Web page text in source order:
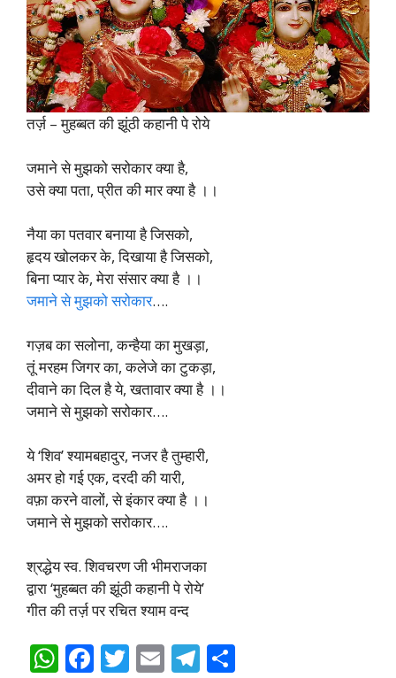
तर्ज़ – मुहब्बत की झूंठी कहानी पे रोये
जमाने से मुझको सरोकार क्या है,
उसे क्या पता, प्रीत की मार क्या है ।।
नैया का पतवार बनाया है जिसको,
हृदय खोलकर के, दिखाया है जिसको,
बिना प्यार के, मेरा संसार क्या है ।।
जमाने से मुझको सरोकार….
गज़ब का सलोना, कन्हैया का मुखड़ा,
तूं मरहम जिगर का, कलेजे का टुकड़ा,
दीवाने का दिल है ये, खतावार क्या है ।।
जमाने से मुझको सरोकार….
ये ‘शिव’ श्यामबहादुर, नजर है तुम्हारी,
अमर हो गई एक, दरदी की यारी,
वफ़ा करने वालों, से इंकार क्या है ।।
जमाने से मुझको सरोकार….
श्रद्धेय स्व. शिवचरण जी भीमराजका
द्वारा ‘मुहब्बत की झूंठी कहानी पे रोये’
गीत की तर्ज़ पर रचित श्याम वन्द
W F T E T